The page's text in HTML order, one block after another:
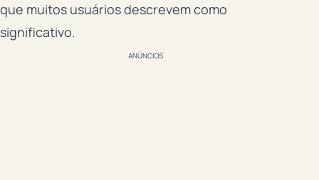
que muitos usuários descrevem como
significativo.
ANÚNCIOS